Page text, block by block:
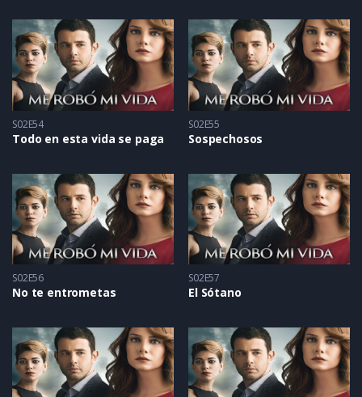
S02E54
Todo en esta vida se paga
S02E55
Sospechosos
S02E56
No te entrometas
S02E57
El Sótano